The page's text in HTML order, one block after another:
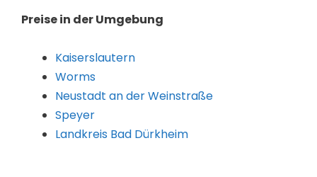
Preise in der Umgebung
Kaiserslautern
Worms
Neustadt an der Weinstraße
Speyer
Landkreis Bad Dürkheim